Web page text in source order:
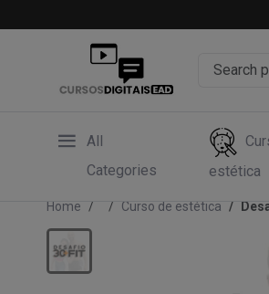
All
Categories
estética
Home Curso de estética